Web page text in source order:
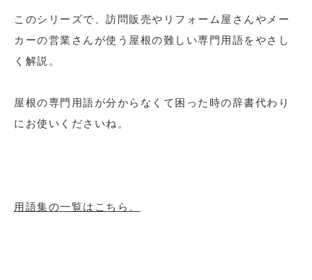
このシリーズで、訪問販売やリフォーム屋さんやメー
カーの営業さんが使う屋根の難しい専門用語をやさし
く解説。
屋根の専門用語が分からなくて困った時の辞書代わり
にお使いくださいね。
用語集の一覧はこちら。